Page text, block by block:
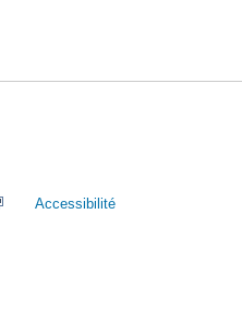
Accessibilité